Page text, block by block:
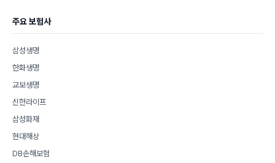
주요 보험사
삼성생명
한화생명
교보생명
신한라이프
삼성화재
현대해상
DB손해보험